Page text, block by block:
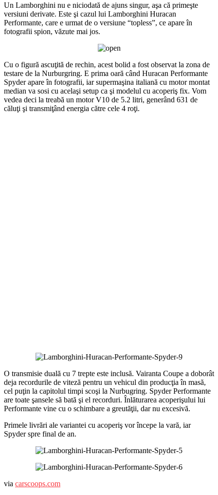
Un Lamborghini nu e niciodată de ajuns singur, aşa că primeşte
versiuni derivate. Este şi cazul lui Lamborghini Huracan
Performante, care e urmat de o versiune “topless”, ce apare în
fotografii spion, văzute mai jos.
Cu o figură ascuţită de rechin, acest bolid a fost observat la zona de
testare de la Nurburgring. E prima oară când Huracan Performante
Spyder apare în fotografii, iar supermaşina italiană cu motor montat
median va sosi cu acelaşi setup ca şi modelul cu acoperiş fix. Vom
vedea deci la treabă un motor V10 de 5.2 litri, generând 631 de
căluţi şi transmiţând energia către cele 4 roţi.
O transmisie duală cu 7 trepte este inclusă. Vairanta Coupe a doborât
deja recordurile de viteză pentru un vehicul din producţia în masă,
cel puţin la capitolul timpi scoşi la Nurbugring. Spyder Performante
are toate şansele să bată şi el recorduri. Înlăturarea acoperişului lui
Performante vine cu o schimbare a greutăţii, dar nu excesivă.
Primele livrări ale variantei cu acoperiş vor începe la vară, iar
Spyder spre final de an.
via carscoops.com